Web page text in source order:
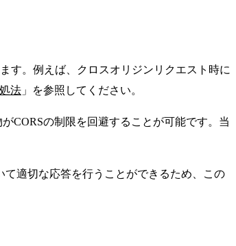
す。例えば、クロスオリジンリクエスト時に
法 」を参照してください。
CORSの制限を回避することが可能です。当
て適切な応答を行うことができるため、この